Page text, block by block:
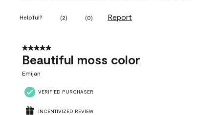
Helpful? (2) (0) Report
5 out of 5 stars.
Beautiful moss color
Emijan
VERIFIED PURCHASER
INCENTIVIZED REVIEW